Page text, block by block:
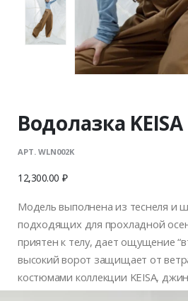
Водолазка KEISA
АРТ. WLN002K
12,300.00 ₽
Модель выполнена из теснеля и
подходящих для прохладной
приятен к телу, дает ощущение
высокий ворот защищает от
костюмами коллекции KEISA,
многослойные образы.